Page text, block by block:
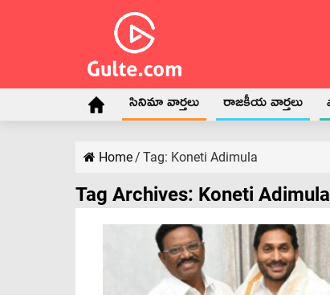
సినిమా వార్తలు రాజకీయ వార్తలు
Home/ Tag: Koneti Adimula
Tag Archives: Koneti Adimula